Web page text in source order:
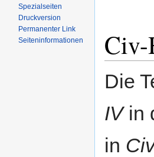
Die
IVin
in
Spezialseiten
Druckversion
Permanenter Link
Seiten­informationen